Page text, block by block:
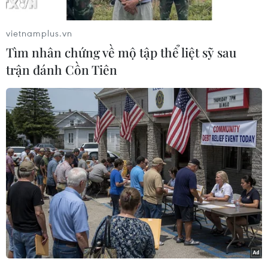
#Galaxy Note 3 Neo #Màn hình
#Bộ nhớ trong
#Vi xử lý
Bỉ
Theo dõi VietnamPlus
vietnamplus.vn
Tìm nhân chứng về mộ tập thể liệt sỹ sau
trận đánh Cồn Tiên